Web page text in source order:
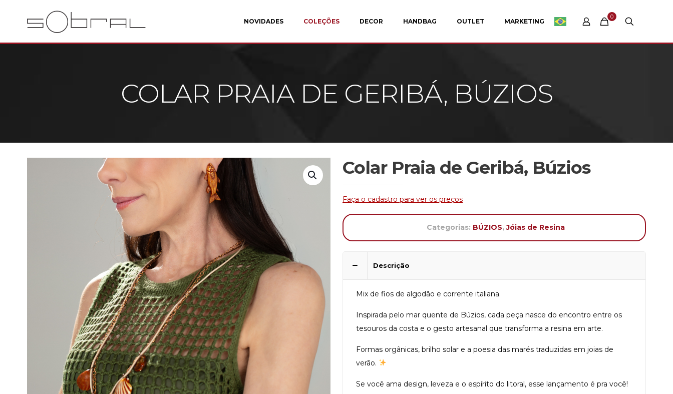
NOVIDADES COLEÇÕES DECOR HANDBAG OUTLET MARKETING
0
COLAR PRAIA DE GERIBÁ, BÚZIOS
Colar Praia de Geribá, Búzios
Faça o cadastro para ver os preços
Categorias: BÚZIOS,Jóias de Resina
Descrição
Mix de fios de algodão e corrente italiana.
Inspirada pelo mar quente de Búzios, cada peça nasce do encontro entre os
tesouros da costa e o gesto artesanal que transforma a resina em arte.
Formas orgânicas, brilho solar e a poesia das marés traduzidas em joias de
verão.
Se você ama design, leveza e o espírito do litoral, esse lançamento é pra você!